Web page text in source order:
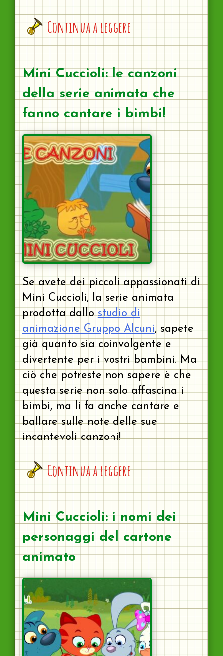
Continua a leggere
Mini Cuccioli: le canzoni
della serie animata che
fanno cantare i bimbi!
Se avete dei piccoli appassionati di
Mini Cuccioli, la serie animata
prodotta dallo studio di
animazione Gruppo Alcuni, sapete
già quanto sia coinvolgente e
divertente per i vostri bambini. Ma
ciò che potreste non sapere è che
questa serie non solo affascina i
bimbi, ma li fa anche cantare e
ballare sulle note delle sue
incantevoli canzoni!
Continua a leggere
Mini Cuccioli: i nomi dei
personaggi del cartone
animato